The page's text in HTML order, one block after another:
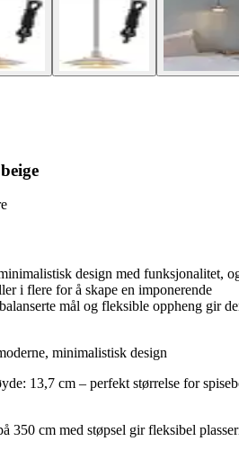
design med funksjonalitet,
i flere for å skape en imponerende
mål og fleksible oppheng gir
minimalistisk design
13,7 cm – perfekt størrelse for
350 cm med støpsel gir fleksibel